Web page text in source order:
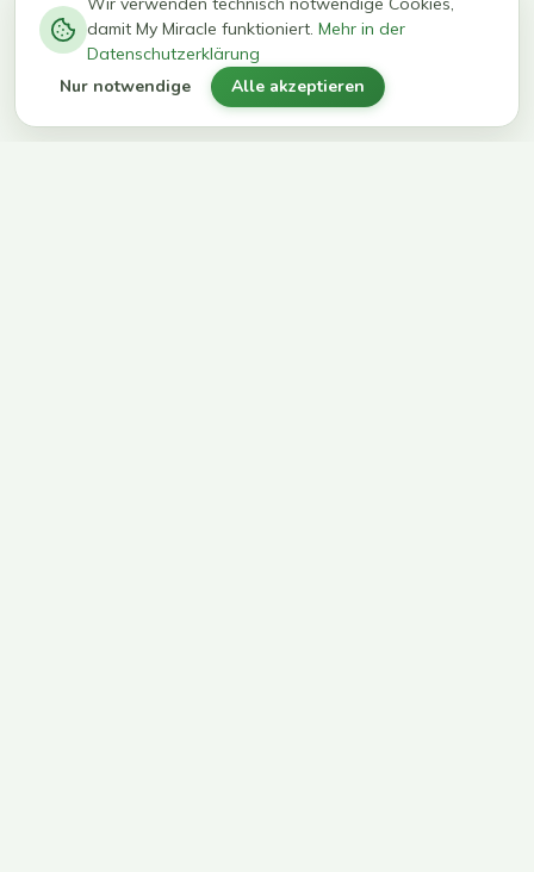
kg in 12
Wochen
erreichen
ihr Ziel
damit My Miracle funktioniert. Mehr in der
Datenschutzerklärung
Nur notwendige Alle akzeptieren